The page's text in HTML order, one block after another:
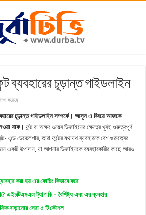
ব্যবহারের চূড়ান্ত গাইডলাইন
হয়েছে
চূড়ান্ত গাইডলাইন সম্পর্কে। আসুন এ বিষয়ে আজকে
যাক।ফন্ট বা অক্ষর ওয়েব ডিজাইনের ক্ষেত্রে খুবই গুরুত্বপূর্ণ
এন্ড ডেভেলপার, তারা ফন্টের যথাযথ ব্যবহারকে বেশ গুরুত্বের
একটি উপাদান, যা আপনার ডিজাইনকে ব্যবহারকারীর কাছে আরও
করা হয় এর কোডিং কিভাবে করে
এইচটিএমএল ট্যাগ কি – বৈশিষ্ট্য এবং এর ব্যবহার
বাড়ানোর সেরা ৫ টি কৌশল